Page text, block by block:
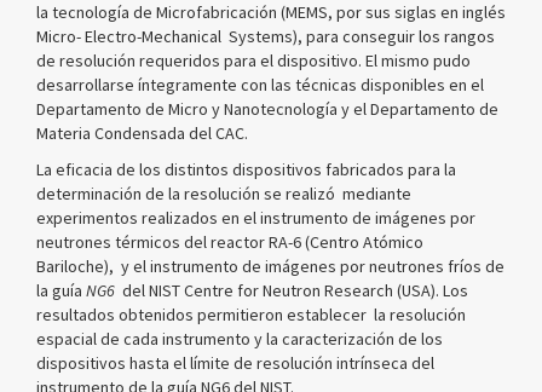
la tecnología de Microfabricación (MEMS, por sus siglas en inglés
Micro- Electro-Mechanical Systems), para conseguir los rangos
de resolución requeridos para el dispositivo. El mismo pudo
desarrollarse íntegramente con las técnicas disponibles en el
Departamento de Micro y Nanotecnología y el Departamento de
Materia Condensada del CAC.
La eficacia de los distintos dispositivos fabricados para la
determinación de la resolución se realizó mediante
experimentos realizados en el instrumento de imágenes por
neutrones térmicos del reactor RA-6 (Centro Atómico
Bariloche), y el instrumento de imágenes por neutrones fríos de
la guía NG6 del NIST Centre for Neutron Research (USA). Los
resultados obtenidos permitieron establecer la resolución
espacial de cada instrumento y la caracterización de los
dispositivos hasta el límite de resolución intrínseca del
instrumento de la guía NG6 del NIST.